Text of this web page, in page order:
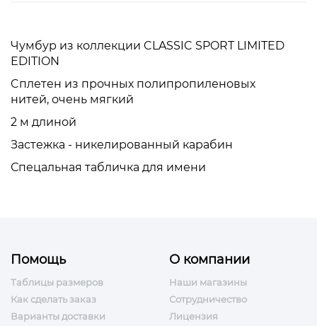
Чумбур из коллекции CLASSIC SPORT LIMITED
EDITION
Cплетен из прочных полипропиленовых
нитей, очень мягкий
2 м длиной
Застежка - никелированный карабин
Спецальная табличка для имени
Помощь
Таблицы размеров
Как сделать заказ
Варианты доставки
О компании
Наши магазины
Сотрудничество
Лицензия